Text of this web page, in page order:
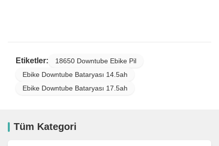
Etiketler:
18650 Downtube Ebike Pil
Ebike Downtube Bataryası 14.5ah
Ebike Downtube Bataryası 17.5ah
Tüm Kategori